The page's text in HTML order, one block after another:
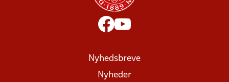
Nyhedsbreve
Nyheder